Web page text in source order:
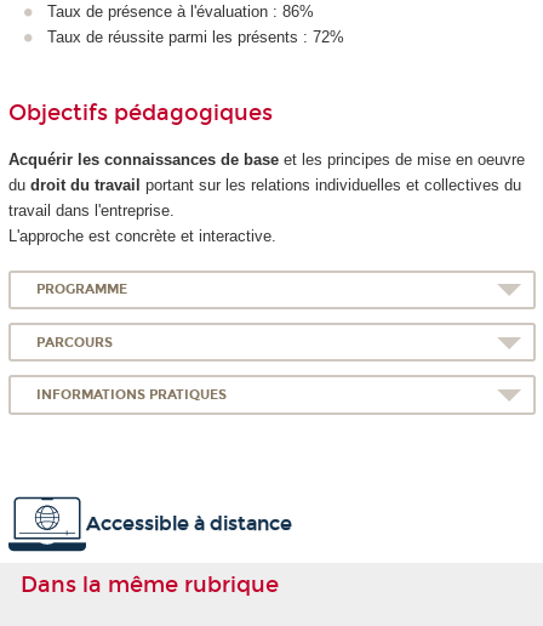
Taux de présence à l'évaluation : 86%
Taux de réussite parmi les présents : 72%
Objectifs pédagogiques
Acquérir les connaissances de baseet les principes de mise en oeuvre
du droit du travail portant sur les relations individuelles et collectives du
travail dans l'entreprise.
L'approche est concrète et interactive.
PROGRAMME
PARCOURS
INFORMATIONS PRATIQUES
Accessible à distance
Dans la même rubrique